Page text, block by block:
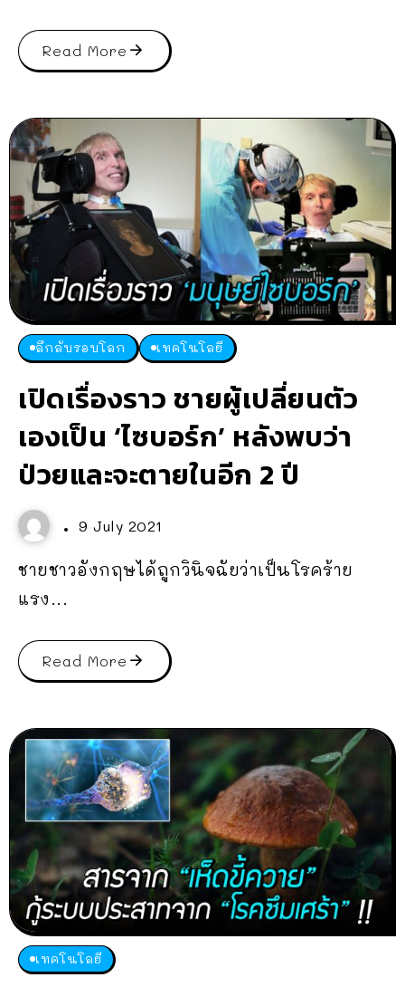
Read More
ลึกลับรอบโลก เทคโนโลยี
เปิดเรื่องราว ชายผู้เปลี่ยนตัว
เองเป็น ‘ไซบอร์ก’ หลังพบว่า
ป่วยและจะตายในอีก 2 ปี
9 July 2021
ชายชาวอังกฤษได้ถูกวินิจฉัยว่าเป็นโรคร้าย
แรง...
Read More
เทคโนโลยี